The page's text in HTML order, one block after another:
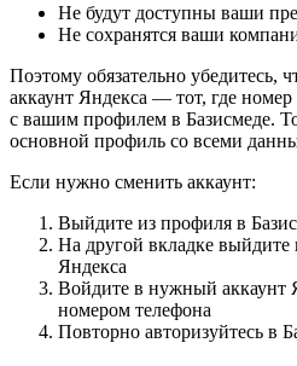
Не будут доступны ваши
Не сохранятся ваши
Поэтому обязательно
аккаунт Яндекса — тот, где номер
с вашим профилем в Базисмеде.
основной профиль со всеми
Если нужно сменить аккаунт:
Выйдите из профиля в
На другой вкладке выйдите
Яндекса
Войдите в нужный аккаунт
номером телефона
Повторно авторизуйтесь в